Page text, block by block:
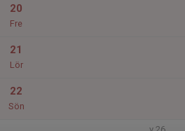
20
Fre
21
Lör
22
Sön